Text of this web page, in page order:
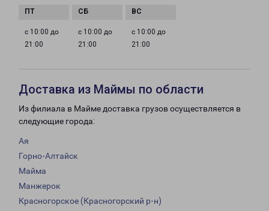
с 10:00 до
21:00
с 10:00 до
21:00
с 10:00 до
21:00
Доставка из Маймы по области
Из филиала в Майме доставка грузов осуществляется в
следующие города:
Ая
Горно-Алтайск
Майма
Манжерок
Красногорское (Красногорский р-н)